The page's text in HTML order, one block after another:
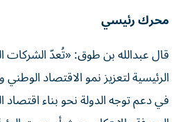
محرك رئيسي
قال عبدالله بن طوق: «تُعدّ الشركات
الرئيسية لتعزيز نمو الاقتصاد
في دعم توجه الدولة نحو بناء اقتصاد